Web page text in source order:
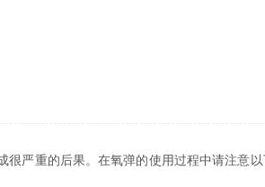
严重的后果。在氧弹的使用过程中请注意